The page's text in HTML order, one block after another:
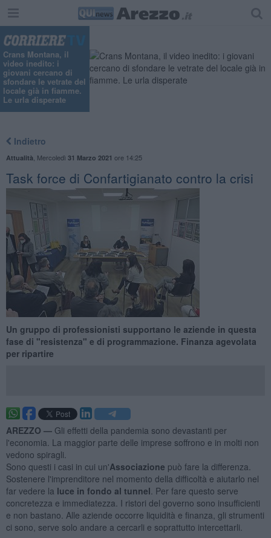
Crans Montana, il
video inedito: i
giovani cercano di
sfondare le vetrate del
locale già in fiamme.
Le urla disperate
Indietro
Attualità Mercoledì 31 Marzo 2021 ore 14:25
Task force di Confartigianato contro la crisi
Un gruppo di professionisti supportano le aziende in questa
fase di "resistenza" e di programmazione. Finanza agevolata
per ripartire
AREZZO — Gli effetti della pandemia sono devastanti per
l'economia. La maggior parte delle imprese soffrono e in molti non
vedono spiragli.
Sono questi i casi in cui un'Associazione può fare la differenza.
Sostenere l'imprenditore nel momento della difficoltà e aiutarlo nel
far vedere la luce in fondo al tunnel . Per fare questo serve
concretezza e immediatezza. I ristori del governo sono insufficienti
e non bastano. Alle aziende occorre liquidità e finanza, gli strumenti
ci sono, serve solo andare a cercarli e soprattutto intercettarli.